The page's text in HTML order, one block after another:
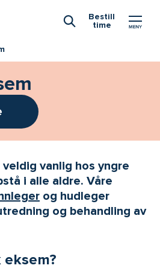
Bestill
time
vanlig hos yngre
i alle aldre. Våre
og hudleger
og behandling av